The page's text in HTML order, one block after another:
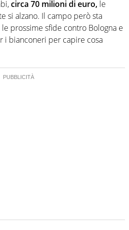
circa 70 milioni di euro, le
si alzano. Il campo però sta
prossime sfide contro Bologna e
i bianconeri per capire cosa